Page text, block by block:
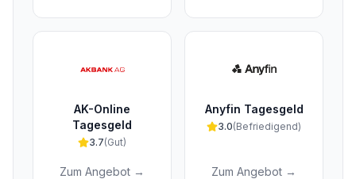
AK-Online
Tagesgeld
3.7(Gut)
Zum Angebot →
Anyfin Tagesgeld
3.0(Befriedigend)
Zum Angebot →